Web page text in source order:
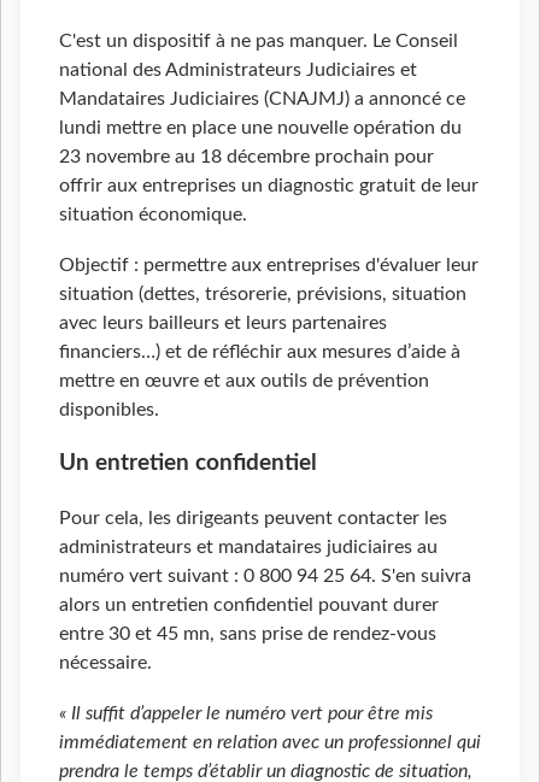
C'est un dispositif à ne pas manquer. Le Conseil
national des Administrateurs Judiciaires et
Mandataires Judiciaires (CNAJMJ) a annoncé ce
lundi mettre en place une nouvelle opération du
23 novembre au 18 décembre prochain pour
offrir aux entreprises un diagnostic gratuit de leur
situation économique.
Objectif : permettre aux entreprises d'évaluer leur
situation (dettes, trésorerie, prévisions, situation
avec leurs bailleurs et leurs partenaires
financiers…) et de réfléchir aux mesures d’aide à
mettre en œuvre et aux outils de prévention
disponibles.
Un entretien confidentiel
Pour cela, les dirigeants peuvent contacter les
administrateurs et mandataires judiciaires au
numéro vert suivant : 0 800 94 25 64. S'en suivra
alors un entretien confidentiel pouvant durer
entre 30 et 45 mn, sans prise de rendez-vous
nécessaire.
« Il suffit d’appeler le numéro vert pour être mis
immédiatement en relation avec un professionnel qui
prendra le temps d’établir un diagnostic de situation,